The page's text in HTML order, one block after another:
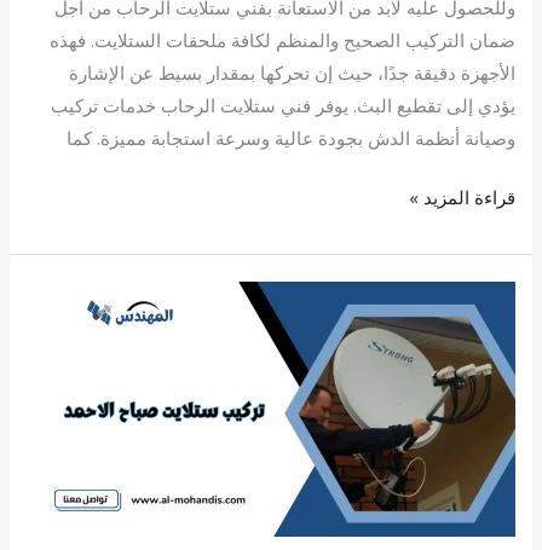
وللحصول عليه لابد من الاستعانة بفني ستلايت الرحاب من أجل
ضمان التركيب الصحيح والمنظم لكافة ملحقات الستلايت. فهذه
الأجهزة دقيقة جدًا، حيث إن تحركها بمقدار بسيط عن الإشارة
يؤدي إلى تقطيع البث. يوفر فني ستلايت الرحاب خدمات تركيب
وصيانة أنظمة الدش بجودة عالية وسرعة استجابة مميزة. كما
قراءة المزيد »
ستلايت
صباح
الاحمد